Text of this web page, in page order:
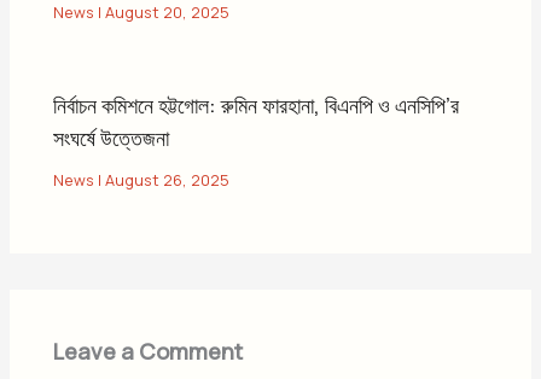
News |August 20, 2025
নির্বাচন কমিশনে হট্টগোল: রুমিন ফারহানা, বিএনপি ও এনসিপি’র
সংঘর্ষে উত্তেজনা
News |August 26, 2025
Leave a Comment